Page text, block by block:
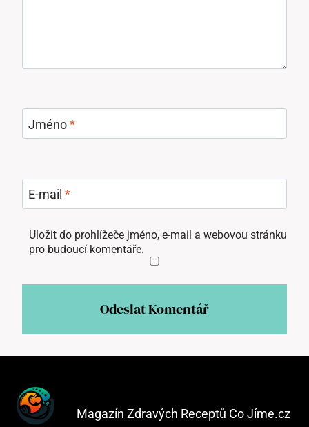
Jméno*
E-mail *
Uložit do prohlížeče jméno, e-mail a webovou stránku
pro budoucí komentáře.
Magazín Zdravých Receptů Co Jíme.cz